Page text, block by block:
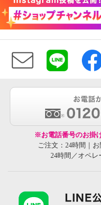
※お電話番号のお掛
ご注文：24時間｜
24時間／オペレ